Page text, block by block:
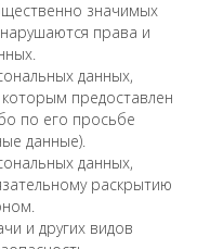
значимых
права и
данных,
которым предоставлен
по его просьбе
данные).
данных,
раскрытию
и других видов